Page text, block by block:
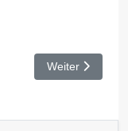
Nächster
Weiter